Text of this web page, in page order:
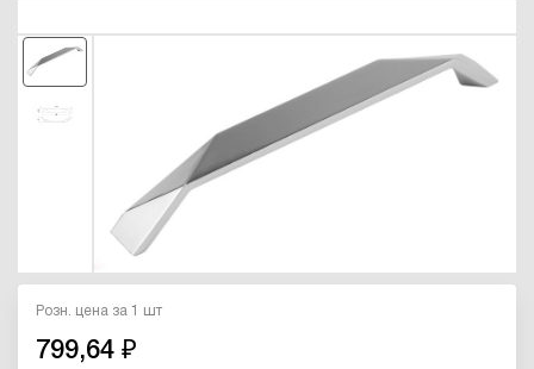
Розн. цена за 1 шт
799,64 ₽